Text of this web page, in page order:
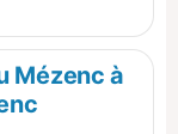
Mézenc à